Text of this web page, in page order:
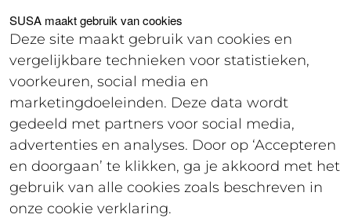
SUSA maakt gebruik van cookies
Deze site maakt gebruik van cookies en
vergelijkbare technieken voor statistieken,
voorkeuren, social media en
marketingdoeleinden. Deze data wordt
gedeeld met partners voor social media,
advertenties en analyses. Door op ‘Accepteren
en doorgaan’ te klikken, ga je akkoord met het
gebruik van alle cookies zoals beschreven in
onze cookie verklaring.
Voor studenten Voor werkgevers
Login
Zo organiseer jij een
20 november 2023
Leestijd: 4 minuten